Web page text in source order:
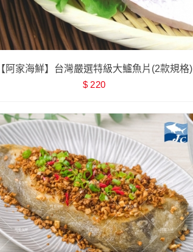
【阿家海鮮】台灣嚴選特級大鱸魚片(2款規格)
$ 220